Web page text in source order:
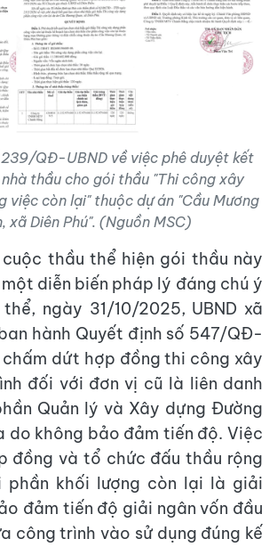
QĐ-UBND về việc phê duyệt kết
thầu cho gói thầu "Thi công xây
việc còn lại" thuộc dự án "Cầu Mương
xã Diên Phú". (Nguồn MSC)
thầu thể hiện gói thầu này
diễn biến pháp lý đáng chú ý
ngày 31/10/2025, UBND xã
hành Quyết định số 547/QĐ-
chấm dứt hợp đồng thi công xây
đối với đơn vị cũ là liên danh
Quản lý và Xây dựng Đường
do không bảo đảm tiến độ. Việc
đồng và tổ chức đấu thầu rộng
phần khối lượng còn lại là giải
đảm tiến độ giải ngân vốn đầu
công trình vào sử dụng đúng kế